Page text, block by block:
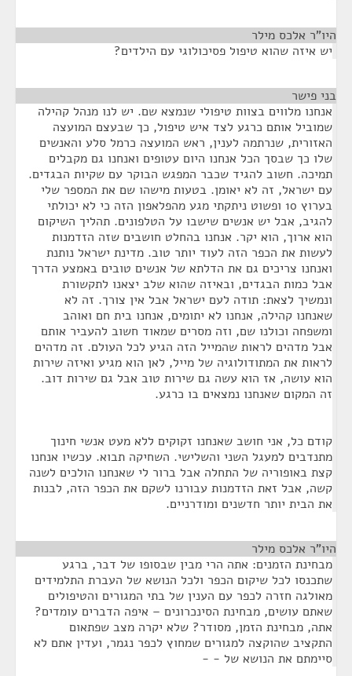
היו"ר אלכס מילר
יש איזה שהוא טיפול פסיכולוגי עם הילדים?
בני פישר
אנחנו מלווים בצוות טיפולי שנמצא שם. יש לנו מנהל קהילה
שמוביל אותם כרגע לצד איש טיפול, כך שבעצם המועצה
האזורית, שנרתמה לענין, ראש המועצה כרמל סלע והאנשים
שלו כך שבסך הכל אנחנו היום עטופים ואנחנו גם מקבלים
תמיכה. חשוב להגיד שכבר המפגש הבוקר עם שקיות הבגדים.
עם ישראל, זה לא יאומן. בטעות מישהו שם את המספר שלי
בערוץ 10 ופשוט ניתקתי מגע מהפלאפון הזה כי לא יכולתי
להגיב, אבל יש אנשים שישבו על הטלפונים. תהליך השיקום
הוא ארוך, הוא יקר. אנחנו בהחלט חושבים שזה הזדמנות
לעשות את הכפר הזה לעוד יותר טוב. מדינת ישראל נותנת
ואנחנו צריכים גם את הדלתא של אנשים טובים באמצע הדרך
אבל כמות הבגדים, ובאיזה שהוא שלב יצאנו לתקשורת
ונמשיך לצאת: תודה לעם ישראל אבל אין צורך. זה לא
שאנחנו קהילה, אנחנו לא יתומים, אנחנו בית חם ואוהב
ומשפחה וכולנו שם, וזה מסרים שמאוד חשוב להעביר אותם
אבל מדהים לראות שהמייל הזה הגיע לכל העולם. זה מדהים
לראות את המתודולוגיה של מייל, לאן הוא מגיע ואיזה שירות
הוא עושה, אז הוא עשה גם שירות טוב אבל גם שירות דוב.
זה המקום שאנחנו נמצאים בו כרגע.
קודם כל, אני חושב שאנחנו זקוקים ללא מעט אנשי חינוך
מתנדבים למעגל השני והשלישי. השחיקה תבוא. עכשיו אנחנו
קצת באופוריה של התחלה אבל ברור לי שאנחנו הולכים לשנה
קשה, אבל זאת הזדמנות עבורנו לשקם את הכפר הזה, לבנות
את הבית יותר חדשנים ומודרניים.
היו"ר אלכס מילר
מבחינת הזמנים: אתה הרי מבין שבסופו של דבר, ברגע
שתכנסו לכל שיקום הכפר ולכל הנושא של העברת התלמידים
מאולגה חזרה לכפר עם הענין של בתי המגורים והטיפולים
שאתם עושים, מבחינת הסינכרונים – איפה הדברים עומדים?
אתה, מבחינת הזמן, מסודר? שלא יקרה מצב שפתאום
התקציב שהוקצה למגורים שמחוץ לכפר נגמר, ועדין אתם לא
סיימתם את הנושא של - -